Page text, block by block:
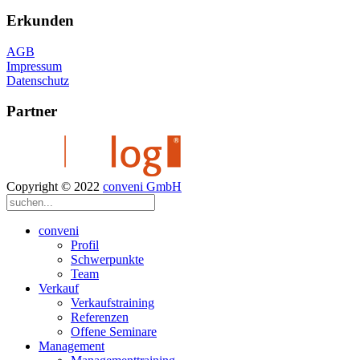
Erkunden
AGB
Impressum
Datenschutz
Partner
Copyright © 2022 conveni GmbH
conveni
Profil
Schwerpunkte
Team
Verkauf
Verkaufstraining
Referenzen
Offene Seminare
Management